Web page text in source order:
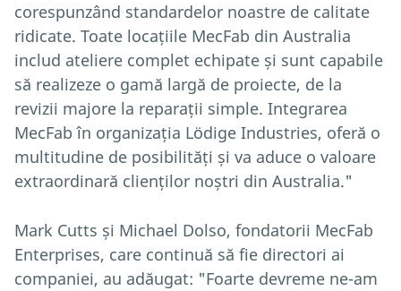
corespunzând standardelor noastre de calitate
ridicate. Toate locațiile MecFab din Australia
includ ateliere complet echipate și sunt capabile
să realizeze o gamă largă de proiecte, de la
revizii majore la reparații simple. Integrarea
MecFab în organizația Lödige Industries, oferă o
multitudine de posibilități și va aduce o valoare
extraordinară clienților noștri din Australia."
Mark Cutts și Michael Dolso, fondatorii MecFab
Enterprises, care continuă să fie directori ai
companiei, au adăugat: "Foarte devreme ne-am